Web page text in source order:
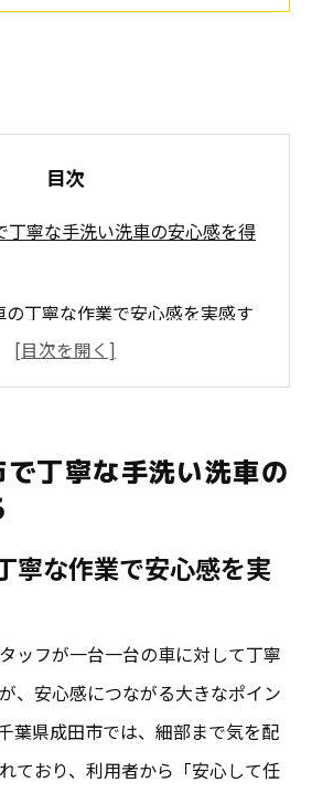
目次
丁寧な手洗い洗車の安心感を得
の丁寧な作業で安心感を実感す
評価の理由は手洗い洗車の品質
い洗車が選ばれる成田市の特徴
ミで確認する手洗い洗車の安心
続出の手洗い洗車選び方ガイド
用した手洗い洗車選びのコツと
で高評価を得る洗車店の見極め
丁寧な手洗い洗車の
寧な作業で安心感を実
ッフが一台一台の車に対して丁寧
、安心感につながる大きなポイン
葉県成田市では、細部まで気を配
ており、利用者から「安心して任